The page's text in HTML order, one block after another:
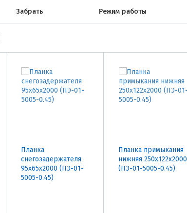
Забрать Режим работы
Планка
снегозадержателя
95х65х2000 (ПЭ-01-
5005-0.45)
Планка примыкания
нижняя 250х122х2000
(ПЭ-01-5005-0.45)